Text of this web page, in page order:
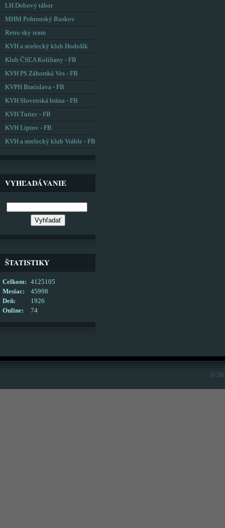
LH Dobový tábor
MHM Pohronský Ruskov
Retro sky team
KVH a strelecký klub Hodošík
Klub ČSĽA Kolíňany - FB
KVH PS Záhorská Ves - FB
KVPH Bratislava - FB
KVH Slovenská brána - FB
KVH Turiec - FB
KVH Liptov - FB
KVH a strelecký klub Vráble - FB
VYHĽADÁVANIE
ŠTATISTIKY
Online: 74
Celkom:
4125105
Mesiac:
45998
Deň:
1926
©